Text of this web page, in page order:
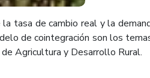
tasa de cambio real y la
de cointegración son los
Agricultura y Desarrollo Rural.